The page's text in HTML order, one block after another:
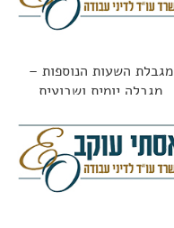
מגבלת השעות הנוספות –
מגבלה יומית ושבועית